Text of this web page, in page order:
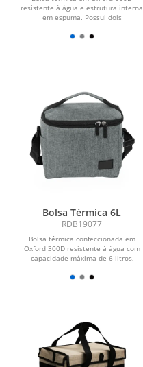
resistente à água e estrutura interna
em espuma. Possui dois
Bolsa Térmica 6L
RDB19077
Bolsa térmica confeccionada em
Oxford 300D resistente à água com
capacidade máxima de 6 litros,